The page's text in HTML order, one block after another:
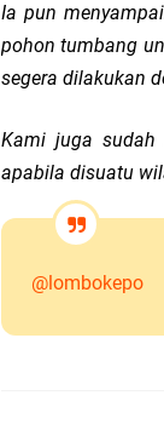
Ia pun
pohon tumbang
segera dilakukan
Kami juga sudah
apabila disuatu
@lombokepo